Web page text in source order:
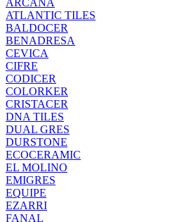
ARCANA
ATLANTIC TILES
BALDOCER
BENADRESA
CEVICA
CIFRE
CODICER
COLORKER
CRISTACER
DNA TILES
DUAL GRES
DURSTONE
ECOCERAMIC
EL MOLINO
EMIGRES
EQUIPE
EZARRI
FANAL